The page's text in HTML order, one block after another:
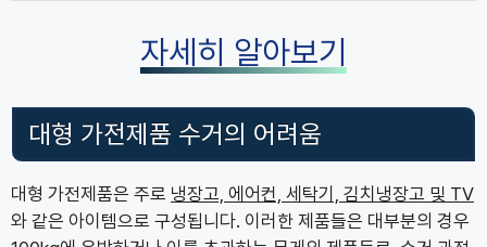
자세히 알아보기
대형 가전제품 수거의 어려움
대형 가전제품은 주로 냉장고, 에어컨, 세탁기, 김치냉장고 및 TV
와 같은 아이템으로 구성됩니다. 이러한 제품들은 대부분의 경우